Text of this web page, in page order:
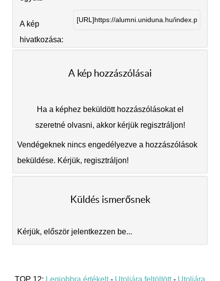
A kép
hivatkozása:
A kép hozzászólásai
Ha a képhez beküldött hozzászólásokat el
szeretné olvasni, akkor kérjük regisztráljon!
Vendégeknek nincs engedélyezve a hozzászólások
beküldése. Kérjük, regisztráljon!
Küldés ismerősnek
Kérjük, először jelentkezzen be...
TOP 12: Legjobbra értékelt- Utoljára feltöltött- Utoljára